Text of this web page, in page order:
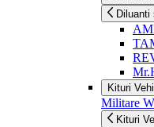
Kituri
Militare
Kituri